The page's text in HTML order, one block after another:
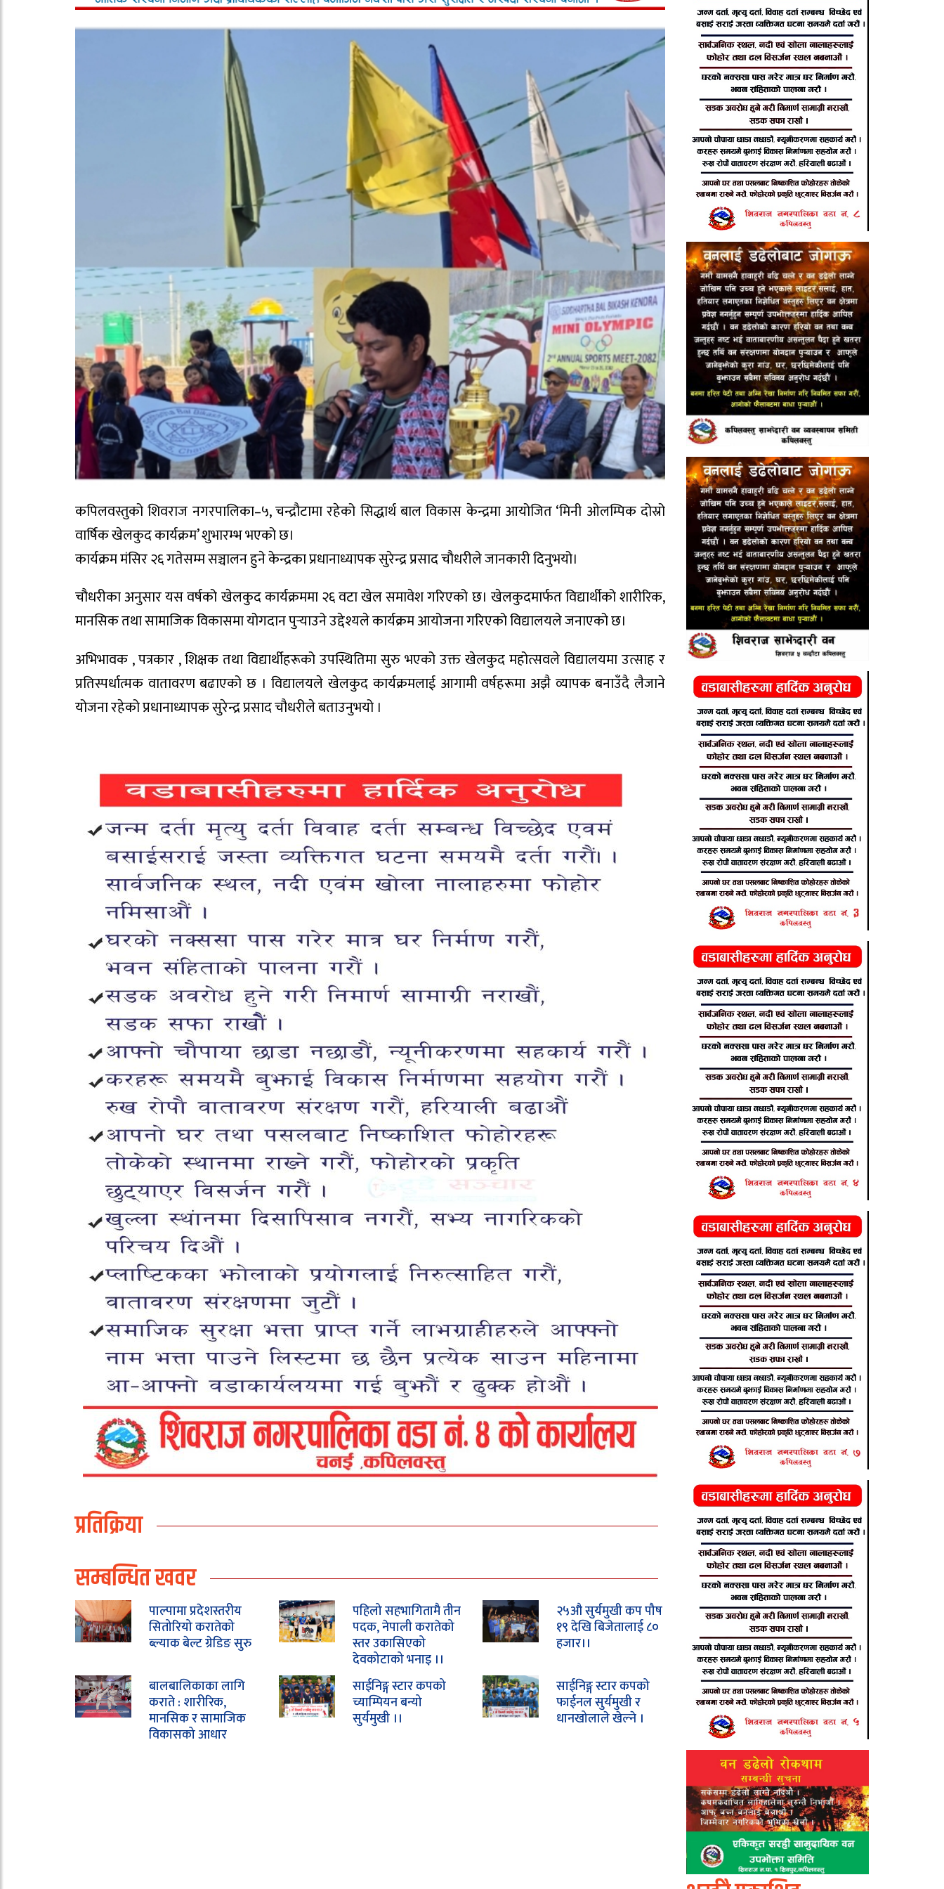
कपिलवस्तुको शिवराज नगरपालिका–५, चन्द्रौटामा रहेको सिद्धार्थ बाल विकास केन्द्रमा आयोजित ‘मिनी ओलम्पिक दोस्रो
वार्षिक खेलकुद कार्यक्रम’ शुभारम्भ भएको छ।
कार्यक्रम मंसिर २६ गतेसम्म सञ्चालन हुने केन्द्रका प्रधानाध्यापक सुरेन्द्र प्रसाद चौधरीले जानकारी दिनुभयो।
चौधरीका अनुसार यस वर्षको खेलकुद कार्यक्रममा २६ वटा खेल समावेश गरिएको छ। खेलकुदमार्फत विद्यार्थीको शारीरिक,
मानसिक तथा सामाजिक विकासमा योगदान पुर्‍याउने उद्देश्यले कार्यक्रम आयोजना गरिएको विद्यालयले जनाएको छ।
अभिभावक , पत्रकार , शिक्षक तथा विद्यार्थीहरूको उपस्थितिमा सुरु भएको उक्त खेलकुद महोत्सवले विद्यालयमा उत्साह र
प्रतिस्पर्धात्मक वातावरण बढाएको छ । विद्यालयले खेलकुद कार्यक्रमलाई आगामी वर्षहरूमा अझै व्यापक बनाउँदै लैजाने
योजना रहेको प्रधानाध्यापक सुरेन्द्र प्रसाद चौधरीले बताउनुभयो ।
प्रतिक्रिया
सम्बन्धित खवर
पाल्पामा प्रदेशस्तरीय
सितोरियो करातेको
ब्ल्याक बेल्ट ग्रेडिङ सुरु
पहिलो सहभागितामै तीन
पदक, नेपाली करातेको
स्तर उकासिएको
देवकोटाको भनाइ ।।
२५औ सुर्यमुखी कप पौष
१९ देखि बिजेतालाई ८०
हजार।।
बालबालिकाका लागि
कराते : शारीरिक,
मानसिक र सामाजिक
विकासको आधार
साईनिङ्ग स्टार कपको
च्याम्पियन बन्यो
सुर्यमुखी ।।
साईनिङ्ग स्टार कपको
फाईनल सुर्यमुखी र
धानखोलाले खेल्ने ।